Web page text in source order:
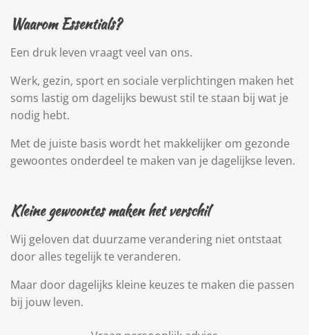
Waarom Essentials?
Een druk leven vraagt veel van ons.
Werk, gezin, sport en sociale verplichtingen maken het
soms lastig om dagelijks bewust stil te staan bij wat je
nodig hebt.
Met de juiste basis wordt het makkelijker om gezonde
gewoontes onderdeel te maken van je dagelijkse leven.
Kleine gewoontes maken het verschil
Wij geloven dat duurzame verandering niet ontstaat
door alles tegelijk te veranderen.
Maar door dagelijks kleine keuzes te maken die passen
bij jouw leven.